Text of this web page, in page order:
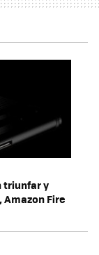
triunfar y
Amazon Fire